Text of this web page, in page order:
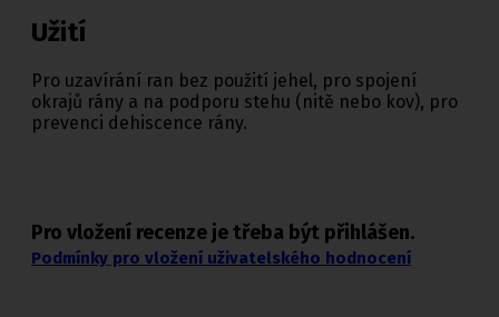
Užití
Pro uzavírání ran bez použití jehel, pro spojení
okrajů rány a na podporu stehu (nitě nebo kov), pro
prevenci dehiscence rány.
Pro vložení recenze je třeba být přihlášen.
Podmínky pro vložení uživatelského hodnocení